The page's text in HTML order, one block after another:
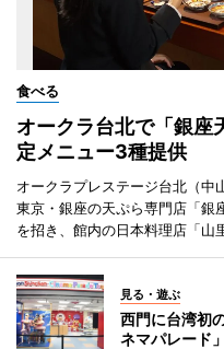
食べる
オークラ台北で「銀
定メニュー3種提供
オークラプレステージ台北（中
東京・銀座の天ぷら専門店「銀
を招き、館内の日本料理店「山
見る・遊ぶ
西門に台湾初
ネマパレード」